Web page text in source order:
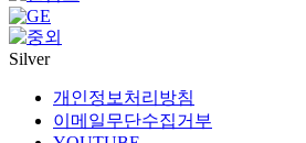
Silver
개인정보처리방침
이메일무단수집거부